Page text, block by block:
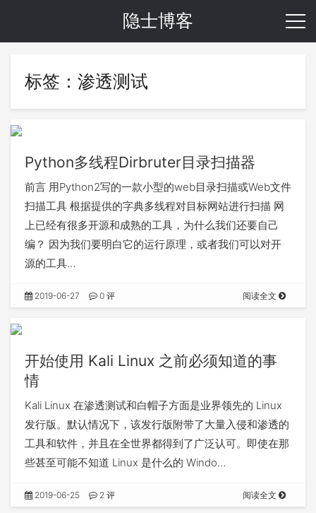
隐士博客
标签：渗透测试
Python多线程Dirbruter目录扫描器
前言 用Python2写的一款小型的web目录扫描或Web文件
扫描工具 根据提供的字典多线程对目标网站进行扫描 网
上已经有很多开源和成熟的工具，为什么我们还要自己
编？ 因为我们要明白它的运行原理，或者我们可以对开
源的工具…
2019-06-27 0 评 阅读全文
开始使用 Kali Linux 之前必须知道的事
情
Kali Linux 在渗透测试和白帽子方面是业界领先的 Linux
发行版。默认情况下，该发行版附带了大量入侵和渗透的
工具和软件，并且在全世界都得到了广泛认可。即使在那
些甚至可能不知道 Linux 是什么的 Windo…
2019-06-25 2 评 阅读全文